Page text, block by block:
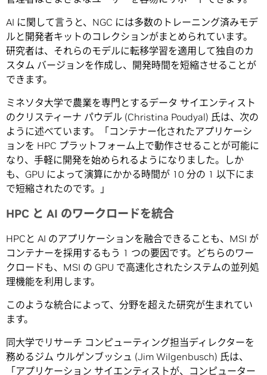
AI に関して言うと、NGC には多数のトレーニング済みモデ
ルと開発者キットのコレクションがまとめられています。
研究者は、それらのモデルに転移学習を適用して独自のカ
スタム バージョンを作成し、開発時間を短縮させることが
できます。
ミネソタ大学で農業を専門とするデータ サイエンティスト
のクリスティーナ パウデル (Christina Poudyal) 氏は、次の
ように述べています。「コンテナー化されたアプリケーシ
ョンを HPC プラットフォーム上で動作させることが可能に
なり、手軽に開発を始められるようになりました。しか
も、GPU によって演算にかかる時間が 10 分の 1 以下にま
で短縮されたのです。」
HPC と AI のワークロードを統合
HPCと AI のアプリケーションを融合できることも、MSI が
コンテナーを採用するもう 1 つの要因です。どちらのワー
クロードも、MSI の GPU で高速化されたシステムの並列処
理機能を利用します。
このような統合によって、分野を超えた研究が生まれてい
ます。
同大学でリサーチ コンピューティング担当ディレクターを
務めるジム ウルゲンブッシュ (Jim Wilgenbusch) 氏は、
「アプリケーション サイエンティストが、コンピューター